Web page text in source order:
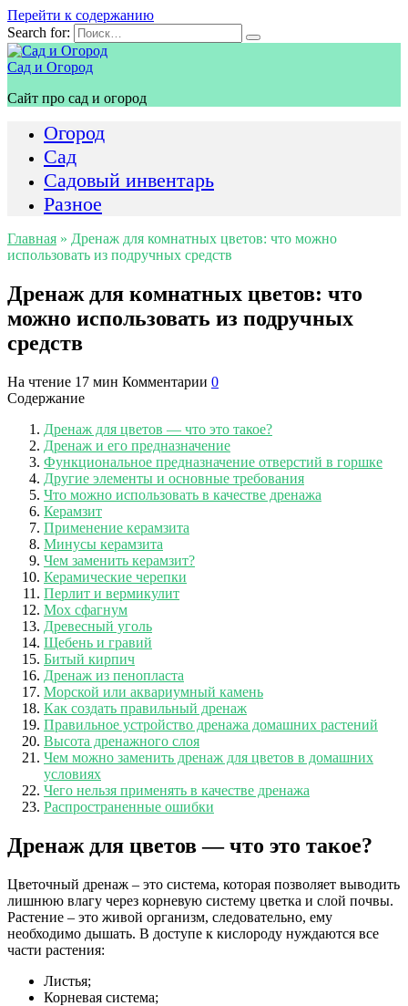
Перейти к содержанию
Search for:
Сад и Огород
Сайт про сад и огород
Огород
Сад
Садовый инвентарь
Разное
Главная » Дренаж для комнатных цветов: что можно
использовать из подручных средств
Дренаж для комнатных цветов: что
можно использовать из подручных
средств
На чтение 17 мин Комментарии 0
Содержание
Дренаж для цветов — что это такое?
Дренаж и его предназначение
Функциональное предназначение отверстий в горшке
Другие элементы и основные требования
Что можно использовать в качестве дренажа
Керамзит
Применение керамзита
Минусы керамзита
Чем заменить керамзит?
Керамические черепки
Перлит и вермикулит
Мох сфагнум
Древесный уголь
Щебень и гравий
Битый кирпич
Дренаж из пенопласта
Морской или аквариумный камень
Как создать правильный дренаж
Правильное устройство дренажа домашних растений
Высота дренажного слоя
Чем можно заменить дренаж для цветов в домашних
условиях
Чего нельзя применять в качестве дренажа
Распространенные ошибки
Дренаж для цветов — что это такое?
Цветочный дренаж – это система, которая позволяет выводить
лишнюю влагу через корневую систему цветка и слой почвы.
Растение – это живой организм, следовательно, ему
необходимо дышать. В доступе к кислороду нуждаются все
части растения:
Листья;
Корневая система;